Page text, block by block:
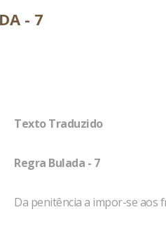
- 7
Texto Traduzido
Regra Bulada - 7
Da penitência a impor-se aos